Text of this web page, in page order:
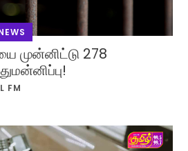
முன்னிட்டு 278
FM